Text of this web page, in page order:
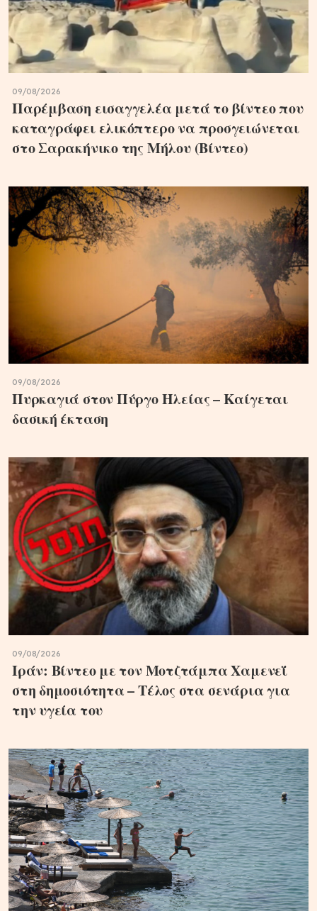
09/08/2026
Παρέμβαση εισαγγελέα μετά το βίντεο που
καταγράφει ελικόπτερο να προσγειώνεται
στο Σαρακήνικο της Μήλου (Βίντεο)
09/08/2026
Πυρκαγιά στον Πύργο Ηλείας – Καίγεται
δασική έκταση
09/08/2026
Ιράν: Βίντεο με τον Μοτζτάμπα Χαμενεΐ
στη δημοσιότητα – Τέλος στα σενάρια για
την υγεία του